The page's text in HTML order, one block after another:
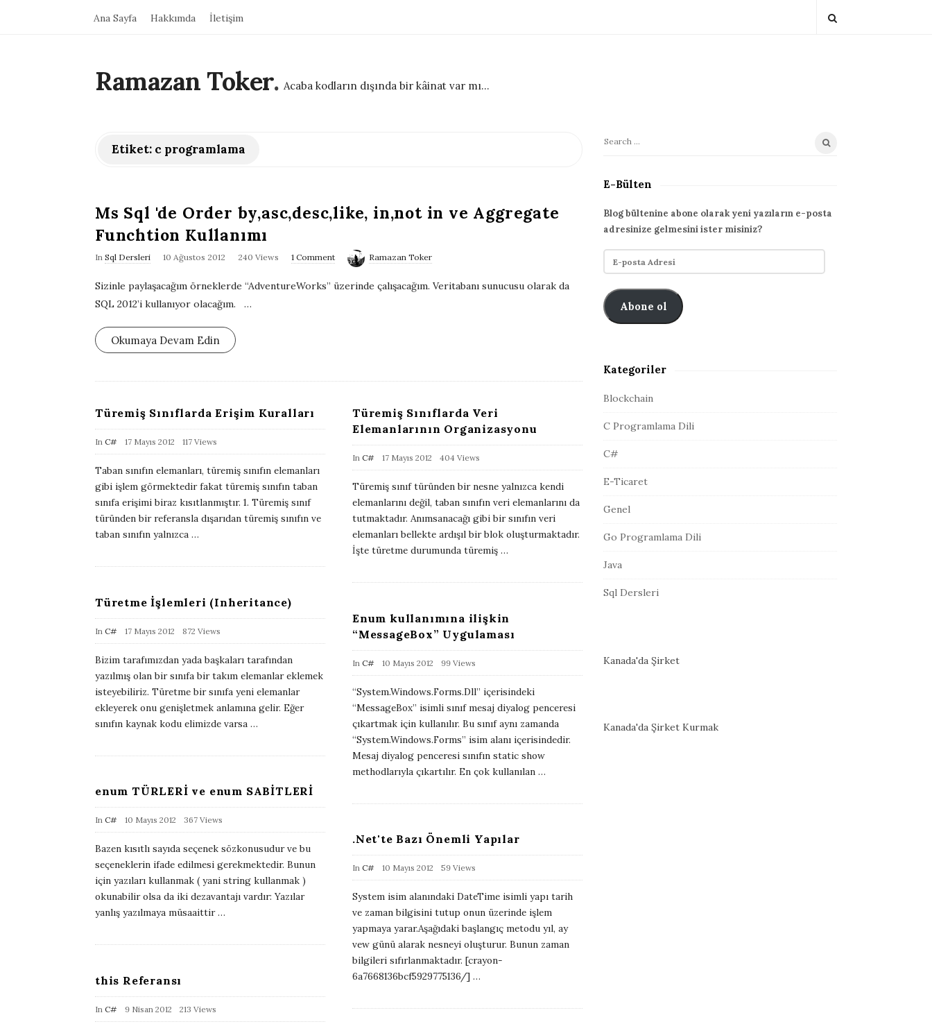
Ana Sayfa Hakkımda İletişim
Ramazan Toker. Acaba kodların dışında bir kâinat var mı...
Etiket: c programlama
Ms Sql 'de Order by,asc,desc,like, in,not in ve Aggregate
Funchtion Kullanımı
In Sql Dersleri
P
s
e
10 Ağustos 2012 240 Views 1 Comment Ramazan Toker
Sizinle paylaşacağım örneklerde “AdventureWorks” üzerinde çalışacağım. Veritabanı sunucusu olarak da
SQL 2012’i kullanıyor olacağım.
…
Okumaya Devam Edin
Türemiş Sınıflarda Erişim Kuralları
In C#
P
i
s
t
e
17 Mayıs 2012 117 Views
Taban sınıfın elemanları, türemiş sınıfın elemanları
gibi işlem görmektedir fakat türemiş sınıfın taban
sınıfa erişimi biraz kısıtlanmıştır. 1. Türemiş sınıf
türünden bir referansla dışarıdan türemiş sınıfın ve
taban sınıfın yalnızca …
Türemiş Sınıflarda Veri
Elemanlarının Organizasyonu
In C#
P
i
s
t
17 Mayıs 2012 404 Views
Türemiş sınıf türünden bir nesne yalnızca kendi
elemanlarını değil, taban sınıfın veri elemanlarını da
tutmaktadır. Anımsanacağı gibi bir sınıfın veri
elemanları bellekte ardışıl bir blok oluşturmaktadır.
İşte türetme durumunda türemiş …
Türetme İşlemleri (Inheritance)
In C#
P
i
s
e
17 Mayıs 2012 872 Views
Bizim tarafımızdan yada başkaları tarafından
yazılmış olan bir sınıfa bir takım elemanlar eklemek
isteyebiliriz. Türetme bir sınıfa yeni elemanlar
ekleyerek onu genişletmek anlamına gelir. Eğer
sınıfın kaynak kodu elimizde varsa …
Enum kullanımına ilişkin
“MessageBox” Uygulaması
In C#
P
i
s
h
10 Mayıs 2012 99 Views
“System.Windows.Forms.Dll” içerisindeki
“MessageBox” isimli sınıf mesaj diyalog penceresi
çıkartmak için kullanılır. Bu sınıf aynı zamanda
“System.Windows.Forms” isim alanı içerisindedir.
Mesaj diyalog penceresi sınıfın static show
methodlarıyla çıkartılır. En çok kullanılan …
enum TÜRLERİ ve enum SABİTLERİ
In C#
P
i
s
t
e
10 Mayıs 2012 367 Views
Bazen kısıtlı sayıda seçenek sözkonusudur ve bu
seçeneklerin ifade edilmesi gerekmektedir. Bunun
için yazıları kullanmak ( yani string kullanmak )
okunabilir olsa da iki dezavantajı vardır: Yazılar
yanlış yazılmaya müsaaittir…
.Net'te Bazı Önemli Yapılar
In C#
P
i
s
h
10 Mayıs 2012 59 Views
System isim alanındaki DateTime isimli yapı tarih
ve zaman bilgisini tutup onun üzerinde işlem
yapmaya yarar.Aşağıdaki başlangıç metodu yıl, ay
vew günü alarak nesneyi oluşturur. Bunun zaman
bilgileri sıfırlanmaktadır. [crayon-
6a7668136bcf5929775136/] …
this Referansı
In C#
P
9 Nisan 2012 213 Views
S
t
S
i
d
e
b
a
S
a
c
h
r
E-Bülten
Blog bültenine abone olarak yeni yazıların e-posta
adresinize gelmesini ister misiniz?
E
-
o
s
A
r
s
Abone ol
Kategoriler
Blockchain
C Programlama Dili
C#
E-Ticaret
Genel
Go Programlama Dili
Java
Sql Dersleri
Kanada'da Şirket
Kanada'da Şirket Kurmak